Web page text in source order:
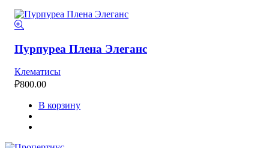
Пурпуреа Плена Элеганс
Клематисы
₽800.00
В корзину